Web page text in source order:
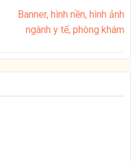
Banner, hình nền, hình ảnh
ngành y tế, phòng khám